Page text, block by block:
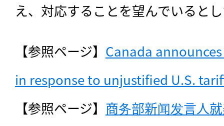
え、対応することを望んでいると
【参照ページ】 Canada
in response to unjustified U.S.
【参照ページ】 商务部新闻发言人